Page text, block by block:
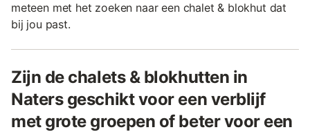
meteen met het zoeken naar een chalet & blokhut dat
bij jou past.
Zijn de chalets & blokhutten in
Naters geschikt voor een verblijf
met grote groepen of beter voor een